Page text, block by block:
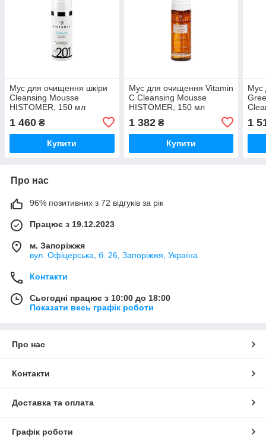
Мус для очищення шкіри
Cleansing Mousse
HISTOMER, 150 мл
1 460 ₴
Купити
Мус для очищення Vitamin
C Cleansing Mousse
HISTOMER, 150 мл
1 382₴
Купити
Мус
1
Про нас
96% позитивних з 72 відгуків за рік
Працює з 19.12.2023
м. Запоріжжя
вул. Офіцерська, б. 26, Запоріжжя, Україна
Контакти
Сьогодні працює з 10:00 до 18:00
Показати весь графік роботи
Про нас
Контакти
Доставка та оплата
Графік роботи